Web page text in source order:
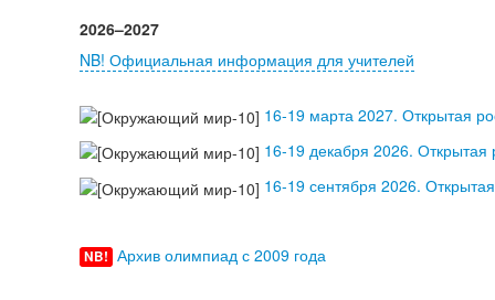
2026–2027
NB! Официальная информация для учителей
интернет-олимпиадах и конкурсах по математике,
учителей. СПб АППО, МетаШкола
16-19 марта 2027. Открытая
16-19 декабря 2026.
16-19 сентября 2026.
NB! Архив олимпиад с 2009 года